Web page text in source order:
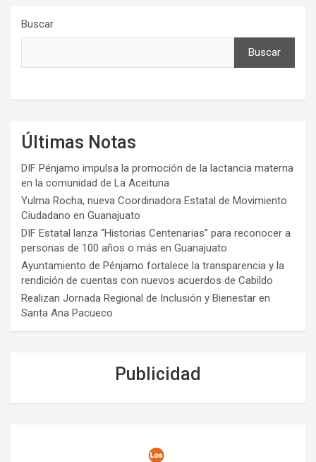
Buscar
Buscar
Últimas Notas
DIF Pénjamo impulsa la promoción de la lactancia materna
en la comunidad de La Aceituna
Yulma Rocha, nueva Coordinadora Estatal de Movimiento
Ciudadano en Guanajuato
DIF Estatal lanza “Historias Centenarias” para reconocer a
personas de 100 años o más en Guanajuato
Ayuntamiento de Pénjamo fortalece la transparencia y la
rendición de cuentas con nuevos acuerdos de Cabildo
Realizan Jornada Regional de Inclusión y Bienestar en
Santa Ana Pacueco
Publicidad